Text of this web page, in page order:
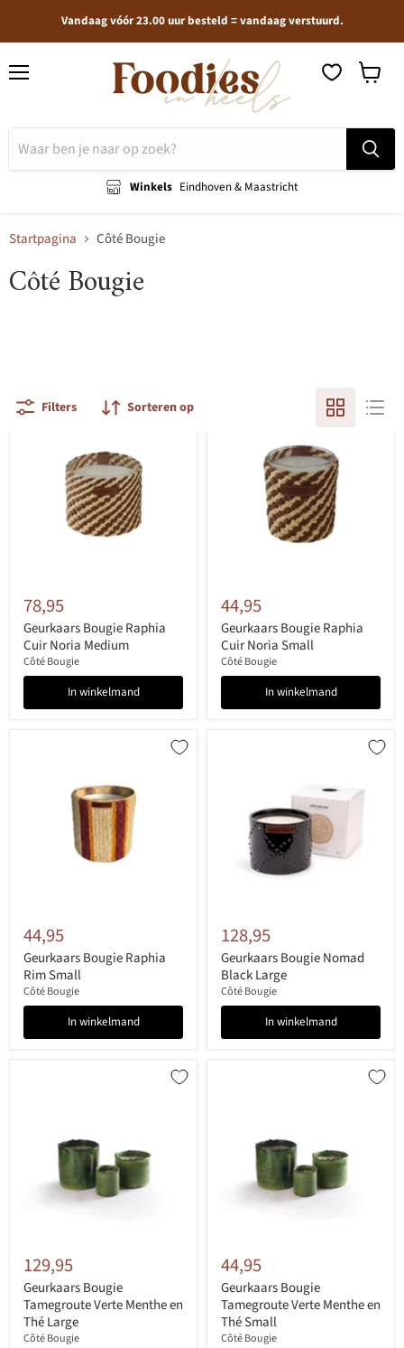
Vandaag vóór 23.00 uur besteld = vandaag verstuurd.
Winkels Eindhoven & Maastricht
Startpagina Côté Bougie
Côté Bougie
Filters Sorteren op
78,95
Geurkaars Bougie Raphia
Cuir Noria Medium
Côté Bougie
In winkelmand
44,95
Geurkaars Bougie Raphia
Cuir Noria Small
Côté Bougie
In winkelmand
44,95
Geurkaars Bougie Raphia
Rim Small
Côté Bougie
In winkelmand
128,95
Geurkaars Bougie Nomad
Black Large
Côté Bougie
In winkelmand
129,95
Geurkaars Bougie
Tamegroute Verte Menthe en
Thé Large
Côté Bougie
44,95
Geurkaars Bougie
Tamegroute Verte Menthe en
Thé Small
Côté Bougie